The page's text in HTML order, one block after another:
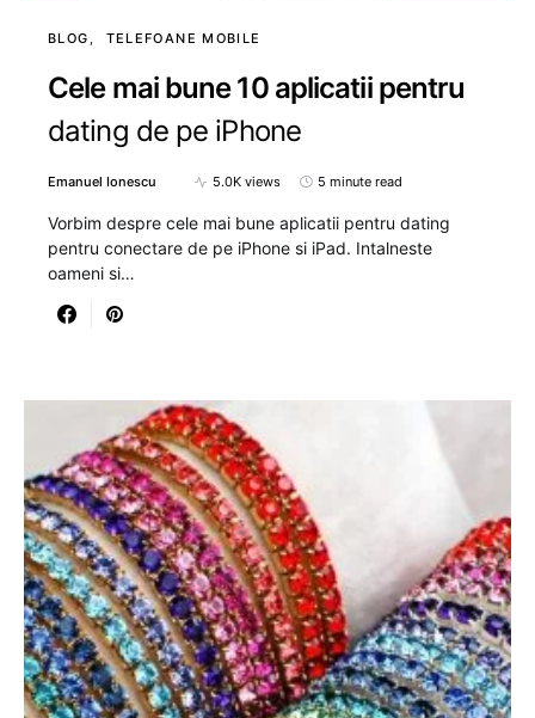
BLOG TELEFOANE MOBILE
Cele mai bune 10 aplicatii pentru
dating de pe iPhone
Emanuel Ionescu 5.0K views 5 minute read
Vorbim despre cele mai bune aplicatii pentru dating
pentru conectare de pe iPhone si iPad. Intalneste
oameni si…